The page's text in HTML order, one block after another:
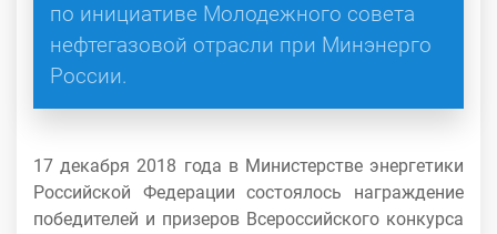
по инициативе Молодежного совета
нефтегазовой отрасли при Минэнерго
России.
17 декабря 2018 года в Министерстве энергетики
Российской Федерации состоялось награждение
победителей и призеров Всероссийского конкурса